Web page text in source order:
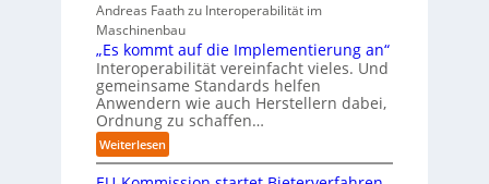
h
o
b
u
s
e
n
a
h
m
e
Andreas Faath zu Interoperabilität im
Maschinenbau
„Es kommt auf die Implementierung an“
Interoperabilität vereinfacht vieles. Und
gemeinsame Standards helfen
Anwendern wie auch Herstellern dabei,
Ordnung zu schaffen…
Weiterlesen:
„
E